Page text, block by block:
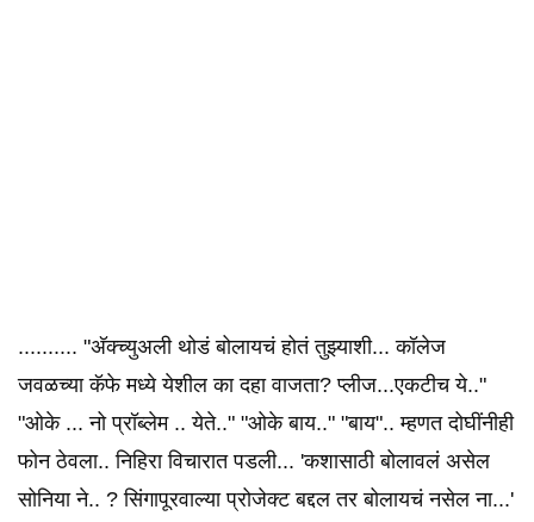
.......... "अ‍ॅक्च्युअली थोडं बोलायचं होतं तुझ्याशी... कॉलेज
जवळच्या कॅफे मध्ये येशील का दहा वाजता? प्लीज...एकटीच ये.."
"ओके ... नो प्रॉब्लेम .. येते.." "ओके बाय.." "बाय".. म्हणत दोघींनीही
फोन ठेवला.. निहिरा विचारात पडली... 'कशासाठी बोलावलं असेल
सोनिया ने.. ? सिंगापूरवाल्या प्रोजेक्ट बद्दल तर बोलायचं नसेल ना...'